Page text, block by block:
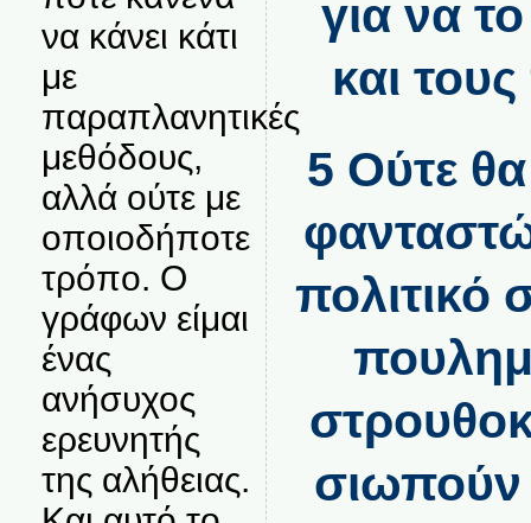
να κάνει κάτι
με
παραπλανητικές
μεθόδους,
αλλά ούτε με
οποιοδήποτε
τρόπο. Ο
γράφων είμαι
ένας
ανήσυχος
ερευνητής
της αλήθειας.
για να
και
5 Ούτε
πολιτικό
σιωπούν